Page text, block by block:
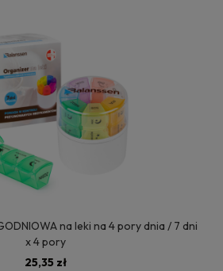
na leki na 4 pory dnia / 7 dni
x 4 pory
25,35 zł